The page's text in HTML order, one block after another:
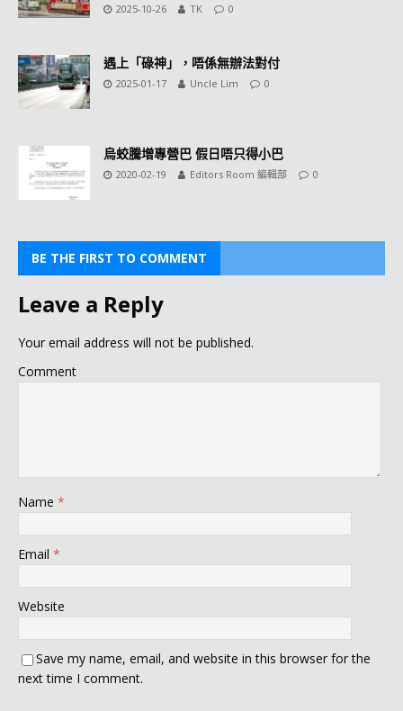
2025-10-26 TK 0
遇上「碌神」，唔係無辦法對付
2025-01-17 Uncle Lim 0
烏蛟騰增專營巴 假日唔只得小巴
2020-02-19 Editors Room 編輯部 0
BE THE FIRST TO COMMENT
Leave a Reply
Your email address will not be published.
Comment
Name *
Email *
Website
Save my name, email, and website in this browser for the
next time I comment.